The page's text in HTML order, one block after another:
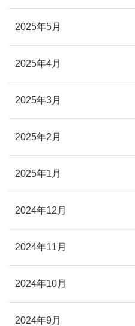
2025年5月
2025年4月
2025年3月
2025年2月
2025年1月
2024年12月
2024年11月
2024年10月
2024年9月